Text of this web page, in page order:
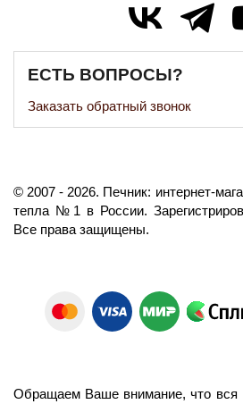
ЕСТЬ ВОПРОСЫ?
Заказать обратный звонок
©️2007 - 2026. Печник: интернет-
тепла №1 в России.
Все права защищены.
Обращаем Ваше внимание, что вся